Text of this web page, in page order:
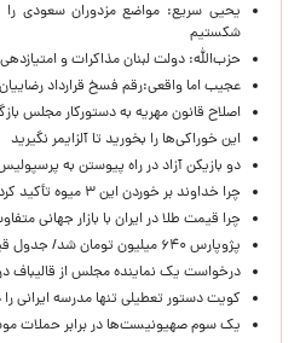
یحیی سریع: مواضع مزدوران سعودی
شکستیم
حزب‌الله: دولت لبنان مذاکرات و
عجیب اما واقعی:رقم فسخ قرارداد رضاییان با استقلال
اصلاح قانون مهریه به دستورکار مجلس
این خوراکی‌ها را بخورید تا آلزایمر نگیرید
دو بازیکن آزاد در راه پیوستن به
چرا خداوند بر خوردن این ۳ میوه تأکید کرده است؟!
چرا قیمت طلا در ایران با بازار جهانی
پژوپارس ۶۴۰ میلیون تومان شد/ جدول قیمت مدل‌های مختلف خودرو
درخواست یک نماینده مجلس از قالیباف
کویت دستور تعطیلی تنها مدرسه ایرانی را
یک‌ سوم صهیونیست‌ها در برابر حملات